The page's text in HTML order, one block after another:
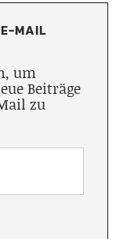
MAIL
um
Beiträge
zu